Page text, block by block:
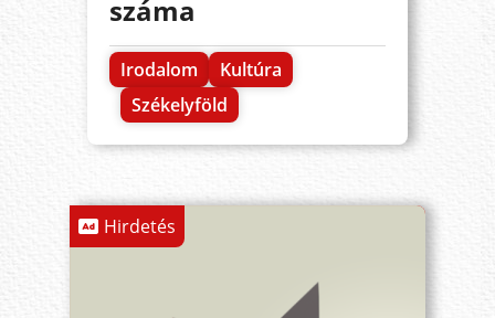
száma
Irodalom
Kultúra
Székelyföld
Hirdetés